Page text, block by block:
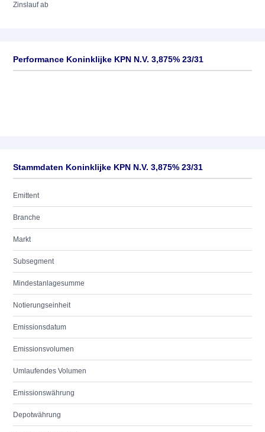
Zinslauf ab
Performance Koninklijke KPN N.V. 3,875% 23/31
Stammdaten Koninklijke KPN N.V. 3,875% 23/31
Emittent
Branche
Markt
Subsegment
Mindestanlagesumme
Notierungseinheit
Emissionsdatum
Emissionsvolumen
Umlaufendes Volumen
Emissionswährung
Depotwährung